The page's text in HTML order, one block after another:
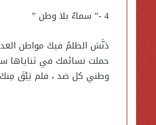
4 -” سماءٌ بلا وطن ”
دَنَّسَ الظلمُ فيكَ مواطن
حملت نسائمك في ثناياها
وطني كل ضد ، فلم يَبْقَ